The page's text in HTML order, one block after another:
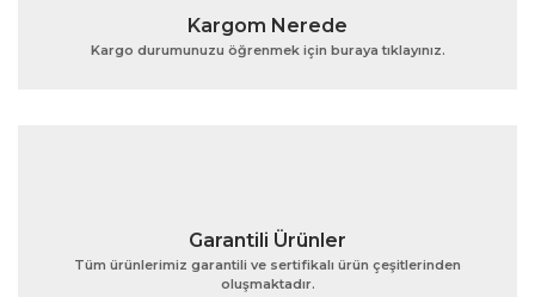
Ürün açıklamasında eksik bilgiler bulunuyor.
Gönder
Kargom Nerede
Kargo durumunuzu öğrenmek için buraya tıklayınız.
Garantili Ürünler
Tüm ürünlerimiz garantili ve sertifikalı ürün çeşitlerinden
oluşmaktadır.